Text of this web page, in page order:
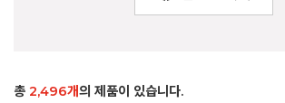
총 2,496개의 제품이 있습니다.